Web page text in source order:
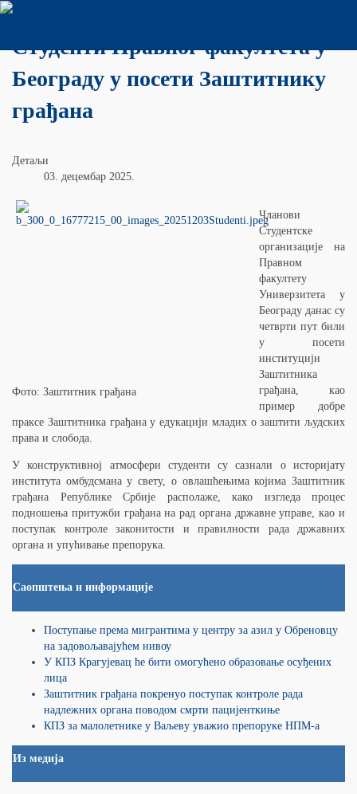
Студенти Правног факултета у
Београду у посети Заштитнику
грађана
Детаљи
03. децембар 2025.
Фото: Заштитник грађана
Чланови
Студентске
организације на
Правном
факултету
Универзитета у
Београду данас су
четврти пут били
у посети
институцији
Заштитника
грађана, као
пример добре
праксе Заштитника грађана у едукацији младих о заштити људских
права и слобода.
У конструктивној атмосфери студенти су сазнали о историјату
института омбудсмана у свету, о овлашћењима којима Заштитник
грађана Републике Србије располаже, како изгледа процес
подношења притужби грађана на рад органа државне управе, као и
поступак контроле законитости и правилности рада државних
органа и упућивање препорука.
Саопштења и информације
Поступање према мигрантима у центру за азил у Обреновцу
на задовољавајућем нивоу
У КПЗ Крагујевац ће бити омогућено образовање осуђених
лица
Заштитник грађана покренуо поступак контроле рада
надлежних органа поводом смрти пацијенткиње
КПЗ за малолетнике у Ваљеву уважио препоруке НПМ-а
Из медија